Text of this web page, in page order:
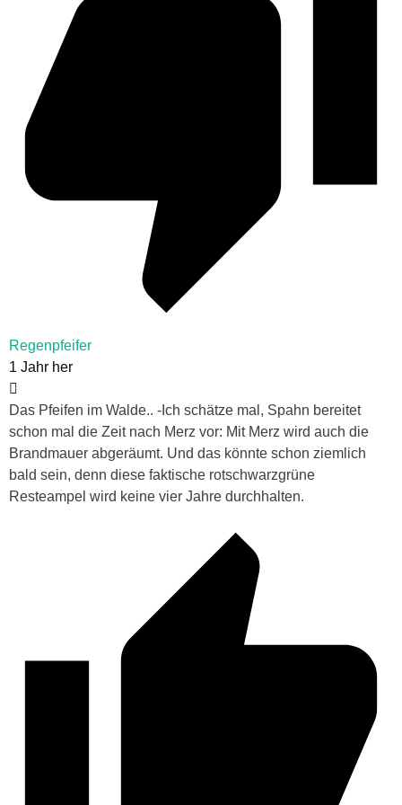
Regenpfeifer
1 Jahr her
Das Pfeifen im Walde.. -Ich schätze mal, Spahn bereitet
schon mal die Zeit nach Merz vor: Mit Merz wird auch die
Brandmauer abgeräumt. Und das könnte schon ziemlich
bald sein, denn diese faktische rotschwarzgrüne
Resteampel wird keine vier Jahre durchhalten.